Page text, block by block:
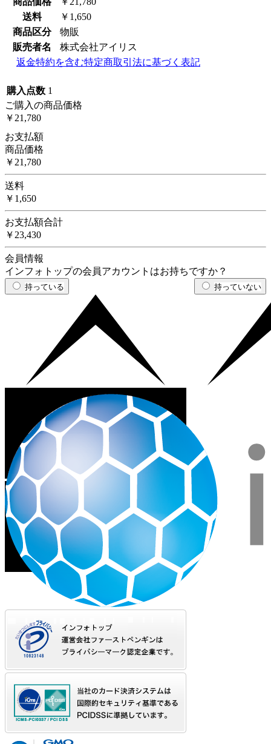
送料
￥1,650
商品区分
物販
販売者名
株式会社アイリス
返金特約を含む特定商取引法に基づく表記
購入点数 1
ご購入の商品価格
￥21,780
お支払額
商品価格
￥21,780
送料
￥1,650
お支払額合計
￥23,430
会員情報
インフォトップの会員アカウントはお持ちですか？
持っている 持っていない